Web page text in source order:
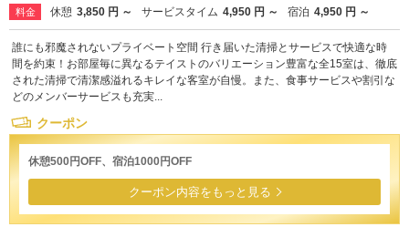
料金 休憩 3,850 円 ～ サービスタイム 4,950 円 ～ 宿泊 4,950 円 ～
誰にも邪魔されないプライベート空間 行き届いた清掃とサービスで快適な時
間を約束！お部屋毎に異なるテイストのバリエーション豊富な全15室は、徹底
された清掃で清潔感溢れるキレイな客室が自慢。また、食事サービスや割引な
どのメンバーサービスも充実...
クーポン
休憩500円OFF、宿泊1000円OFF
クーポン内容をもっと見る